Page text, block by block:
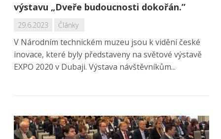
výstavu „Dveře budoucnosti dokořán.”
29.6.2023 Články
V Národním technickém muzeu jsou k vidění české
inovace, které byly představeny na světové výstavě
EXPO 2020 v Dubaji. Výstava návštěvníkům...